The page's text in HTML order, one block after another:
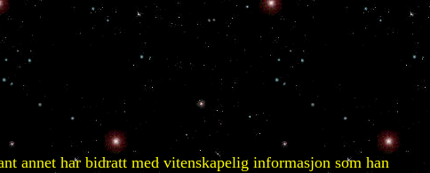
annet har bidratt med vitenskapelig informasjon som han